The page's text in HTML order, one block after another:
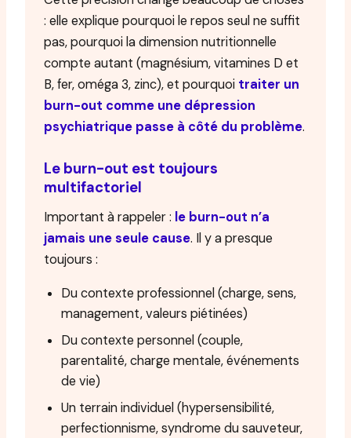
: elle explique pourquoi le repos seul ne suffit
pas, pourquoi la dimension nutritionnelle
compte autant (magnésium, vitamines D et
B, fer, oméga 3, zinc), et pourquoi traiter un
burn-out comme une dépression
psychiatrique passe à côté du problème.
Le burn-out est toujours
multifactoriel
Important à rappeler : le burn-out n’a
jamais une seule cause. Il y a presque
toujours :
Du contexte professionnel (charge, sens,
management, valeurs piétinées)
Du contexte personnel (couple,
parentalité, charge mentale, événements
de vie)
Un terrain individuel (hypersensibilité,
perfectionnisme, syndrome du sauveteur,